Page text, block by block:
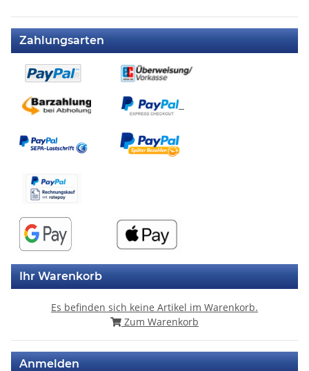
Zahlungsarten
Ihr Warenkorb
Es befinden sich keine Artikel im Warenkorb.
Zum Warenkorb
Anmelden